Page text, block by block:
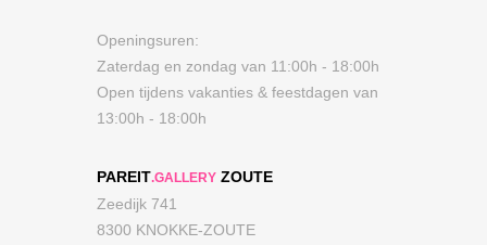
Openingsuren:
Zaterdag en zondag van 11:00h - 18:00h
Open tijdens vakanties & feestdagen van
13:00h - 18:00h
PAREIT .GALLERY ZOUTE
Zeedijk 741
8300 KNOKKE-ZOUTE